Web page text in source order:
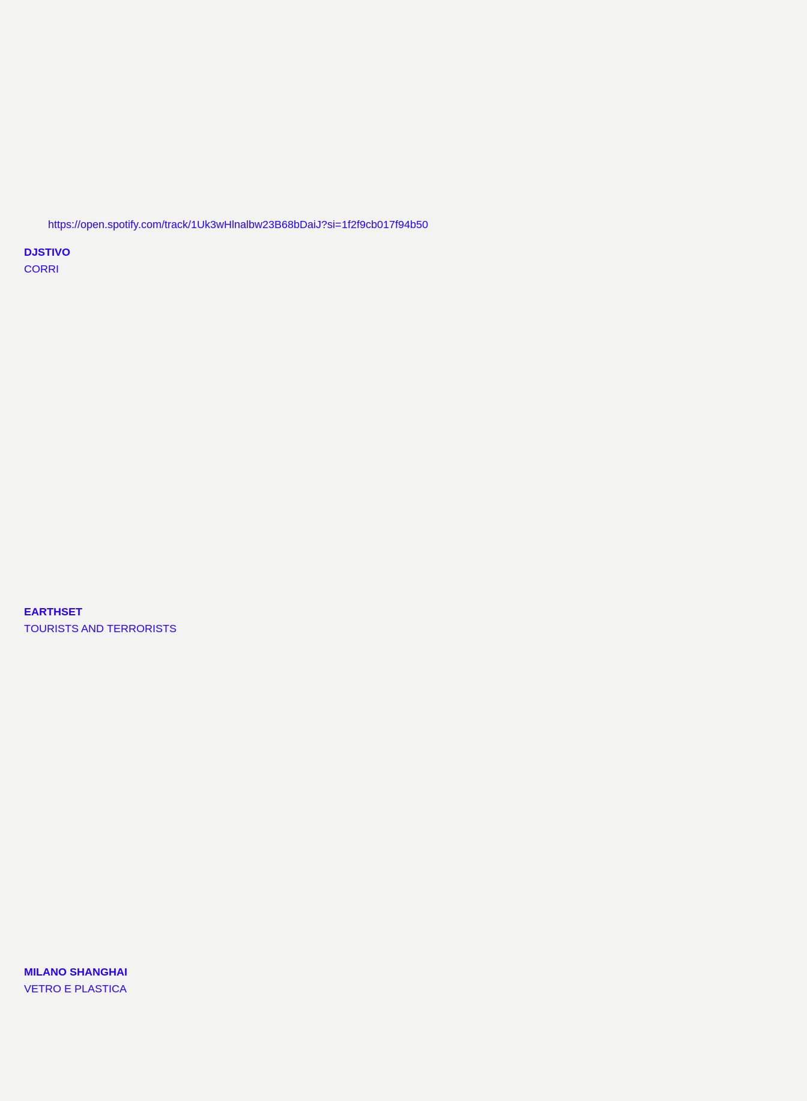
https://open.spotify.com/track/1Uk3wHlnalbw23B68bDaiJ?si=1f2f9cb017f94b50
DJSTIVO
CORRI
EARTHSET
TOURISTS AND TERRORISTS
MILANO SHANGHAI
VETRO E PLASTICA